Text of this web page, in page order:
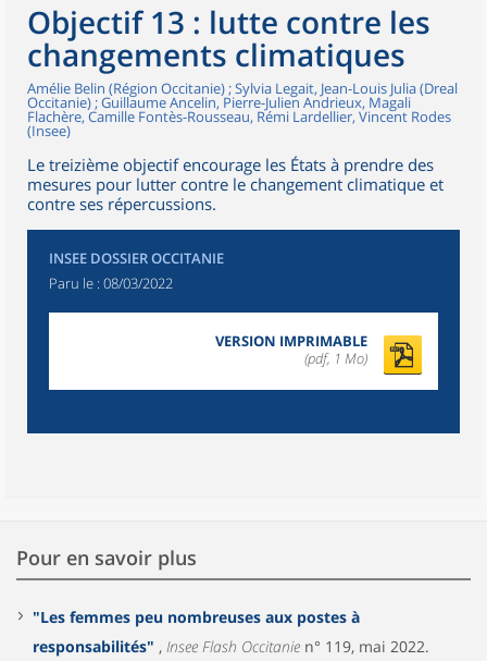
Objectif 13 : lutte contre les
changements climatiques
Amélie Belin (Région Occitanie) ; Sylvia Legait, Jean-Louis Julia (Dreal
Occitanie) ; Guillaume Ancelin, Pierre-Julien Andrieux, Magali
Flachère, Camille Fontès-Rousseau, Rémi Lardellier, Vincent Rodes
(Insee)
Le treizième objectif encourage les États à prendre des
mesures pour lutter contre le changement climatique et
contre ses répercussions.
INSEE DOSSIER OCCITANIE
Paru le : 08/03/2022
VERSION IMPRIMABLE
(pdf, 1 Mo)
Pour en savoir plus
"Les femmes peu nombreuses aux postes à
responsabilités" , Insee Flash Occitanie n° 119, mai 2022.